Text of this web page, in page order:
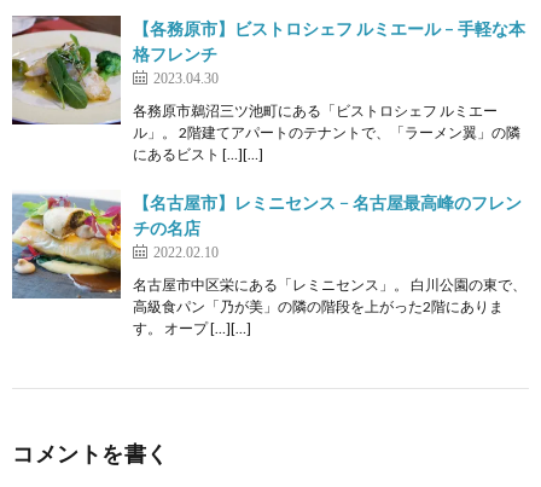
【各務原市】ビストロシェフ ルミエール – 手軽な本
格フレンチ
2023.04.30
各務原市鵜沼三ツ池町にある「ビストロシェフ ルミエー
ル」。 2階建てアパートのテナントで、「ラーメン翼」の隣
にあるビスト […][…]
【名古屋市】レミニセンス − 名古屋最高峰のフレン
チの名店
2022.02.10
名古屋市中区栄にある「レミニセンス」。 白川公園の東で、
高級食パン「乃が美」の隣の階段を上がった2階にありま
す。 オープ […][…]
コメントを書く